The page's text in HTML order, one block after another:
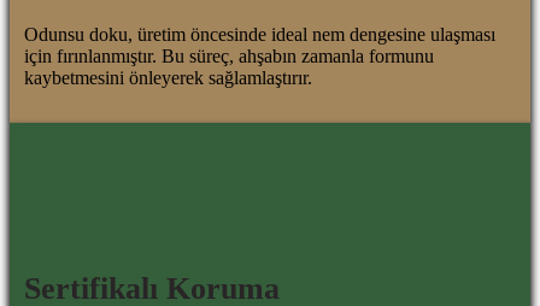
Odunsu doku, üretim öncesinde ideal nem dengesine ulaşması
için fırınlanmıştır. Bu süreç, ahşabın zamanla formunu
kaybetmesini önleyerek sağlamlaştırır.
Sertifikalı Koruma